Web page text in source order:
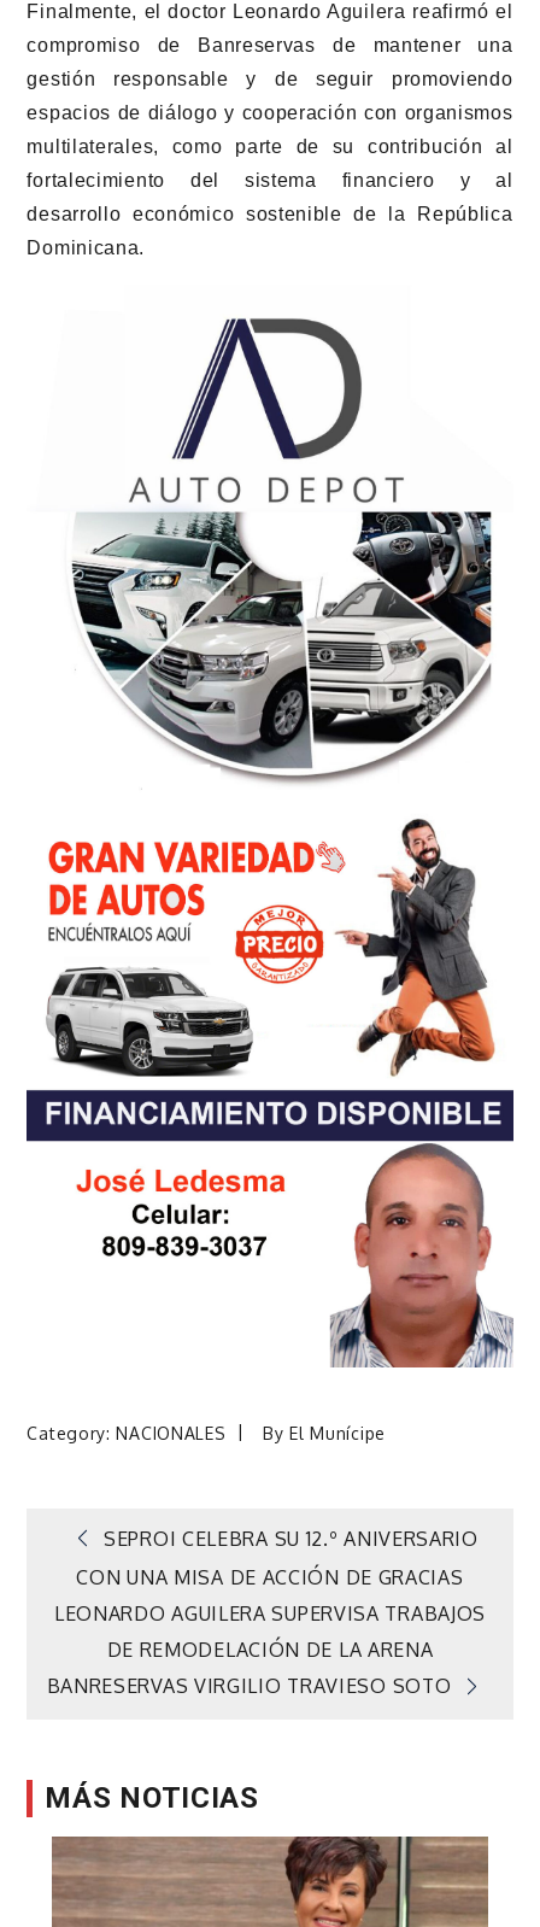
Finalmente, el doctor Leonardo Aguilera reafirmó el
compromiso de Banreservas de mantener una
gestión responsable y de seguir promoviendo
espacios de diálogo y cooperación con organismos
multilaterales, como parte de su contribución al
fortalecimiento del sistema financiero y al
desarrollo económico sostenible de la República
Dominicana.
Category:NACIONALES ByEl Munícipe
Navegación
de
entradas
SEPROI CELEBRA SU 12.º ANIVERSARIO
CON UNA MISA DE ACCIÓN DE GRACIAS
LEONARDO AGUILERA SUPERVISA TRABAJOS
DE REMODELACIÓN DE LA ARENA
BANRESERVAS VIRGILIO TRAVIESO SOTO
MÁS NOTICIAS